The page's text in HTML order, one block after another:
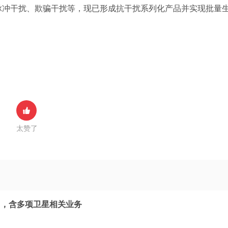
干扰、欺骗干扰等，现已形成抗干扰系列化产品并实现批量
太赞了
含多项卫星相关业务